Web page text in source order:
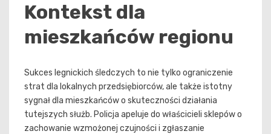
Kontekst dla
mieszkańców regionu
Sukces legnickich śledczych to nie tylko ograniczenie
strat dla lokalnych przedsiębiorców, ale także istotny
sygnał dla mieszkańców o skuteczności działania
tutejszych służb. Policja apeluje do właścicieli sklepów o
zachowanie wzmożonej czujności i zgłaszanie